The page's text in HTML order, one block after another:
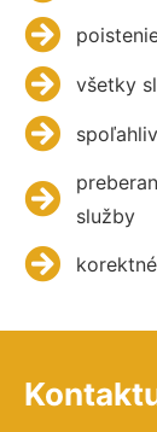
všetky
služby